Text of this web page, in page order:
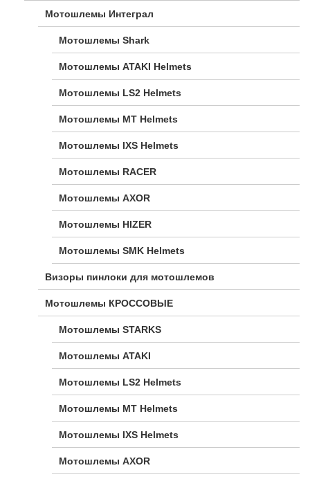
Мотошлемы Интеграл
Мотошлемы Shark
Мотошлемы ATAKI Helmets
Мотошлемы LS2 Helmets
Мотошлемы MT Helmets
Мотошлемы IXS Helmets
Мотошлемы RACER
Мотошлемы AXOR
Мотошлемы HIZER
Мотошлемы SMK Helmets
Визоры пинлоки для мотошлемов
Мотошлемы КРОССОВЫЕ
Мотошлемы STARKS
Мотошлемы ATAKI
Мотошлемы LS2 Helmets
Мотошлемы MT Helmets
Мотошлемы IXS Helmets
Мотошлемы AXOR